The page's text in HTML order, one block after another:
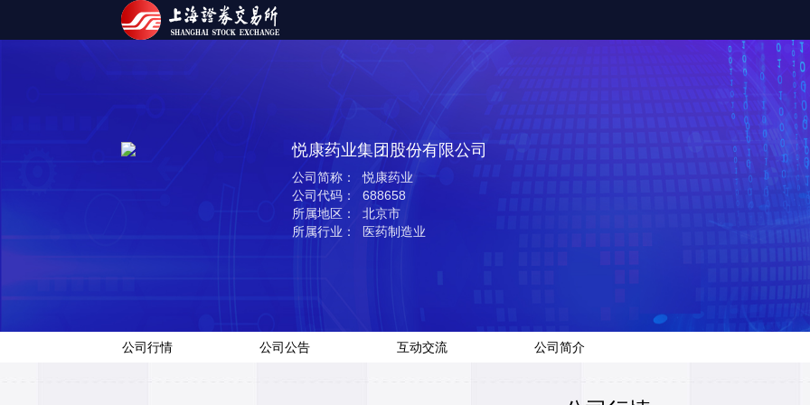
悦康药业集团股份有限公司
公司简称： 悦康药业
公司代码： 688658
所属地区： 北京市
所属行业： 医药制造业
公司行情 公司公告 互动交流 公司简介